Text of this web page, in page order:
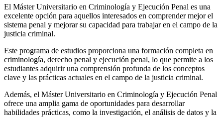
El Máster Universitario en Criminología y Ejecución Penal es una
excelente opción para aquellos interesados en comprender mejor el
sistema penal y mejorar su capacidad para trabajar en el campo de la
justicia criminal.
Este programa de estudios proporciona una formación completa en
criminología, derecho penal y ejecución penal, lo que permite a los
estudiantes adquirir una comprensión profunda de los conceptos
clave y las prácticas actuales en el campo de la justicia criminal.
Además, el Máster Universitario en Criminología y Ejecución Penal
ofrece una amplia gama de oportunidades para desarrollar
habilidades prácticas, como la investigación, el análisis de datos y la